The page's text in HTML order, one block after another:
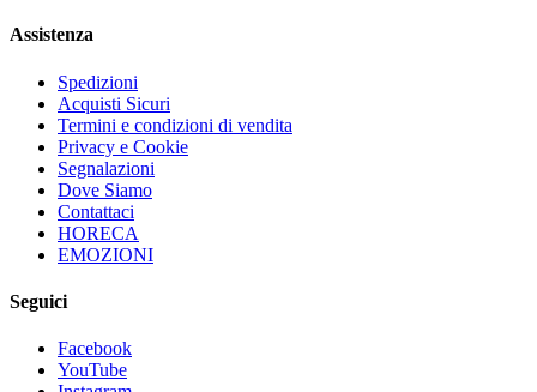
Assistenza
Spedizioni
Acquisti Sicuri
Termini e condizioni di vendita
Privacy e Cookie
Segnalazioni
Dove Siamo
Contattaci
HORECA
EMOZIONI
Seguici
Facebook
YouTube